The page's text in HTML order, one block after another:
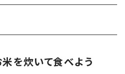
米を炊いて食べよう